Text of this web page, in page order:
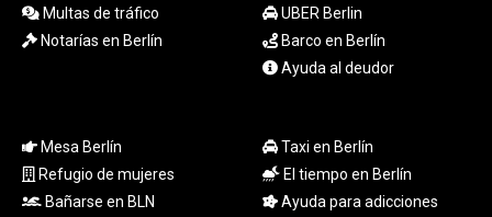
SAR 4.341973
SBD 9.325039
SCR 16.705092
SLE 28.445176
SOS 658.791814
SRD 43.778814
Multas de tráfico
Notarías en Berlín
UBER Berlin
Barco en Berlín
Ayuda al deudor
Mesa Berlín
Refugio de mujeres
Bañarse en BLN
Taxi en Berlín
El tiempo en Berlín
Ayuda para adicciones